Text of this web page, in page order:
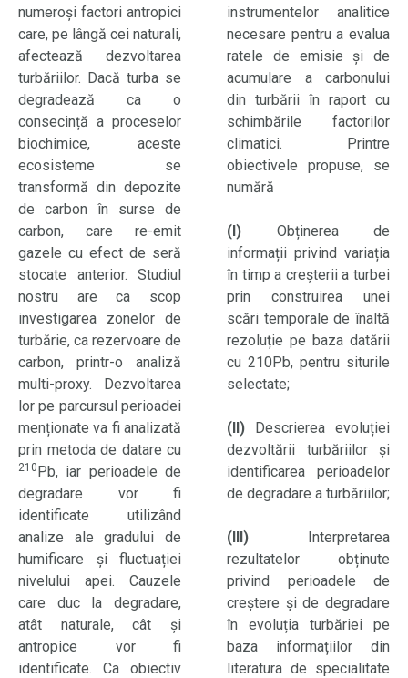
numeroși factori antropici
care, pe lângă cei naturali,
afectează dezvoltarea
turbăriilor. Dacă turba se
degradează ca o
consecință a proceselor
biochimice, aceste
ecosisteme se
transformă din depozite
de carbon în surse de
carbon, care re-emit
gazele cu efect de seră
stocate anterior. Studiul
nostru are ca scop
investigarea zonelor de
turbărie, ca rezervoare de
carbon, printr-o analiză
multi-proxy. Dezvoltarea
lor pe parcursul perioadei
menționate va fi analizată
prin metoda de datare cu
210Pb, iar perioadele de
degradare vor fi
identificate utilizând
analize ale gradului de
humificare și fluctuației
nivelului apei. Cauzele
care duc la degradare,
atât naturale, cât și
antropice vor fi
identificate. Ca obiectiv
instrumentelor analitice
necesare pentru a evalua
ratele de emisie și de
acumulare a carbonului
din turbării în raport cu
schimbările factorilor
climatici. Printre
obiectivele propuse, se
numără
(I) Obținerea de
informații privind variația
în timp a creșterii a turbei
prin construirea unei
scări temporale de înaltă
rezoluție pe baza datării
cu 210Pb, pentru siturile
selectate;
(II) Descrierea evoluției
dezvoltării turbăriilor și
identificarea perioadelor
de degradare a turbăriilor;
(III) Interpretarea
rezultatelor obținute
privind perioadele de
creștere și de degradare
în evoluția turbăriei pe
baza informațiilor din
literatura de specialitate